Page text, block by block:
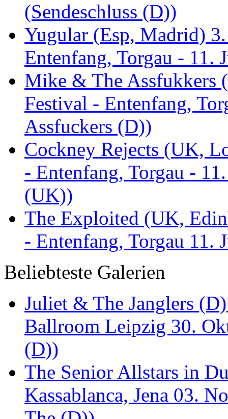
(Sendeschluss (D))
Yugular (Esp, Madrid)
Entenfang, Torgau - 11.
Mike & The Assfukkers
Festival - Entenfang,
Assfuckers (D))
Cockney Rejects (UK,
- Entenfang, Torgau -
(UK))
The Exploited (UK,
- Entenfang, Torgau
Beliebteste Galerien
Juliet & The Janglers
Ballroom Leipzig 30.
(D))
The Senior Allstars in
Kassablanca, Jena 03.